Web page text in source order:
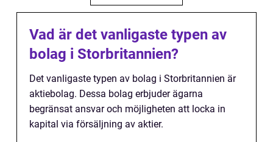
Vad är det vanligaste typen av
bolag i Storbritannien?
Det vanligaste typen av bolag i Storbritannien är
aktiebolag. Dessa bolag erbjuder ägarna
begränsat ansvar och möjligheten att locka in
kapital via försäljning av aktier.